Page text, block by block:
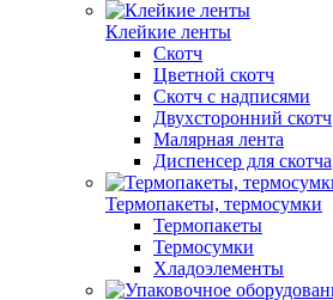
Клейкие ленты
Скотч
Цветной скотч
Скотч с надписями
Двухсторонний скотч
Малярная лента
Диспенсер для скотча
Термопакеты, термосумки
Термопакеты
Термосумки
Хладоэлементы